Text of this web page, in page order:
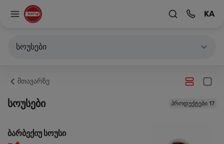
KA
სოუსები
მთავარზე
სოუსები პროდუქტები 17
ბარბექიუ სოუსი